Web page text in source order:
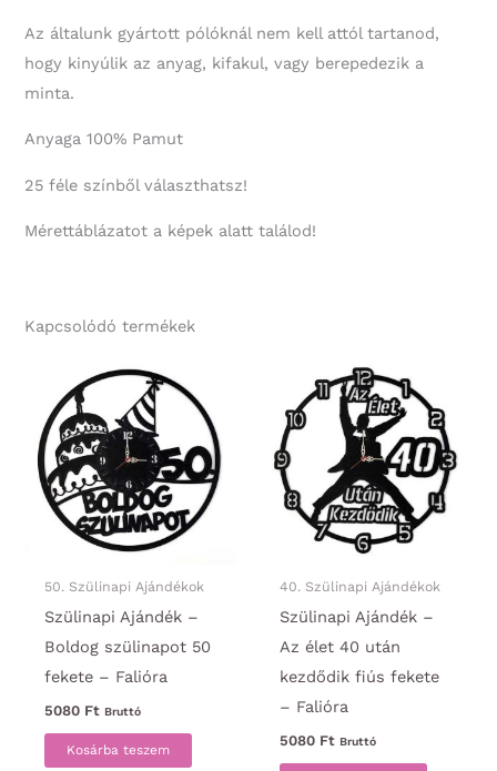
Az általunk gyártott pólóknál nem kell attól tartanod,
hogy kinyúlik az anyag, kifakul, vagy berepedezik a
minta.
Anyaga 100% Pamut
25 féle színből választhatsz!
Mérettáblázatot a képek alatt találod!
Kapcsolódó termékek
50. Szülinapi Ajándékok
Szülinapi Ajándék –
Boldog szülinapot 50
fekete – Falióra
5080 Ft Bruttó
Kosárba teszem
40. Szülinapi Ajándékok
Szülinapi Ajándék –
Az élet 40 után
kezdődik fiús fekete
– Falióra
5080 Ft Bruttó